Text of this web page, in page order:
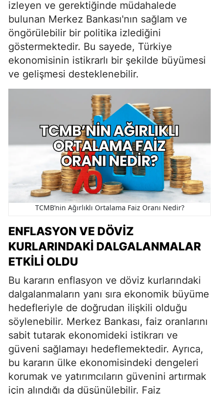
izleyen ve gerektiğinde müdahalede
bulunan Merkez Bankası'nın sağlam ve
öngörülebilir bir politika izlediğini
göstermektedir. Bu sayede, Türkiye
ekonomisinin istikrarlı bir şekilde büyümesi
ve gelişmesi desteklenebilir.
TCMB’nin Ağırlıklı Ortalama Faiz Oranı Nedir?
ENFLASYON VE DÖVIZ
KURLARINDAKI DALGALANMALAR
ETKILI OLDU
Bu kararın enflasyon ve döviz kurlarındaki
dalgalanmaların yanı sıra ekonomik büyüme
hedefleriyle de doğrudan ilişkili olduğu
söylenebilir. Merkez Bankası, faiz oranlarını
sabit tutarak ekonomideki istikrarı ve
güveni sağlamayı hedeflemektedir. Ayrıca,
bu kararın ülke ekonomisindeki dengeleri
korumak ve yatırımcıların güvenini artırmak
için alındığı da düşünülebilir. Faiz